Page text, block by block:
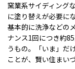
窯業系サイディング
に塗り替えが必要に
基本的に洗浄などの
ナンス1回につき約
うもの。「いま」だ
ことが、賢い住まい